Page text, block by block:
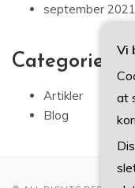
september 2021
Categories
Artikler
Blog
Vi
at